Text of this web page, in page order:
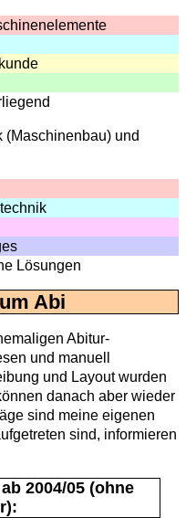
(Maschinenbau) und
Lösungen
Abi
Abitur-
und manuell
und Layout wurden
danach aber wieder
sind meine eigenen
sind, informieren
2004/05 (ohne